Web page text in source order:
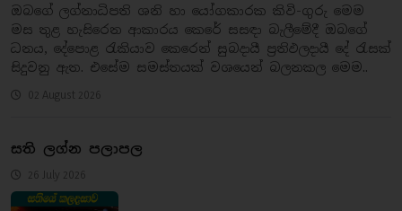
ඔබගේ ලග්නාධිපති ශනි හා යෝගකාරක කිවි-ගුරු මෙම
මස තුළ හැසිරෙන ආකාරය කෙරේ සසඳා බැලීමේදී ඔබගේ
ධනය, දේපොළ රැකියාව කෙරෙන් සුබදායී ප්‍රතිඵලදායී දේ රැසක්
සිදුවනු ඇත. එසේම සමස්තයක් වශයෙන් බලනකල මෙම..
02 August 2026
සති ලග්න පලාපල
26 July 2026